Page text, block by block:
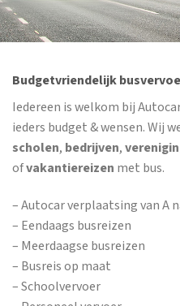
Budgetvriendelijk
Iedereen is welkom bij
ieders budget & wensen. Wij
scholen, bedrijven,
ofvakantiereizen met bus.
– Autocar verplaatsing van A
– Eendaags busreizen
– Meerdaagse busreizen
– Busreis op maat
– Schoolvervoer